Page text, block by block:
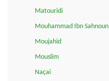
Matouridi
Mouhammad Ibn Sahnoun
Moujahid
Mouslim
Naçai